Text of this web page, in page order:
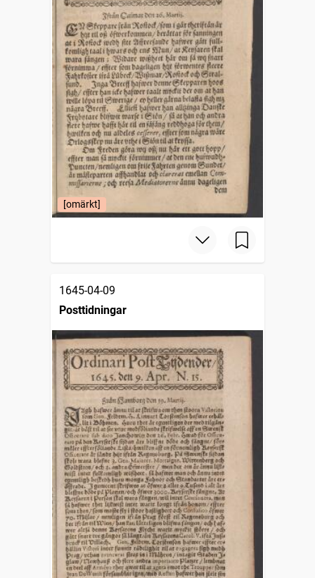
[omärkt]
1645-04-09
Posttidningar